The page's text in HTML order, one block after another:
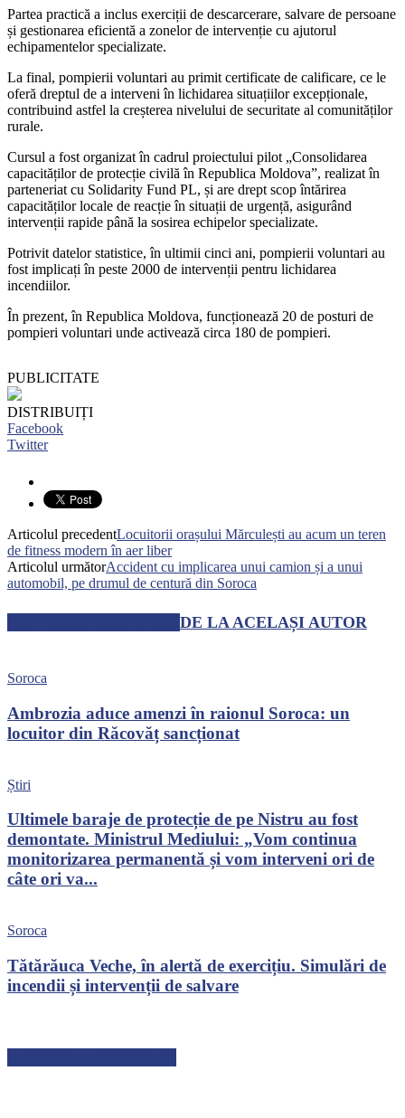
Partea practică a inclus exerciții de descarcerare, salvare de persoane
și gestionarea eficientă a zonelor de intervenție cu ajutorul
echipamentelor specializate.
La final, pompierii voluntari au primit certificate de calificare, ce le
oferă dreptul de a interveni în lichidarea situațiilor excepționale,
contribuind astfel la creșterea nivelului de securitate al comunităților
rurale.
Cursul a fost organizat în cadrul proiectului pilot „Consolidarea
capacităților de protecție civilă în Republica Moldova”, realizat în
parteneriat cu Solidarity Fund PL, și are drept scop întărirea
capacităților locale de reacție în situații de urgență, asigurând
intervenții rapide până la sosirea echipelor specializate.
Potrivit datelor statistice, în ultimii cinci ani, pompierii voluntari au
fost implicați în peste 2000 de intervenții pentru lichidarea
incendiilor.
În prezent, în Republica Moldova, funcționează 20 de posturi de
pompieri voluntari unde activează circa 180 de pompieri.
PUBLICITATE
DISTRIBUIȚI
Facebook
Twitter
Articolul precedentLocuitorii orașului Mărculești au acum un teren
de fitness modern în aer liber
Articolul următorAccident cu implicarea unui camion și a unui
automobil, pe drumul de centură din Soroca
DE LA ACELAȘI AUTOR
Soroca
Ambrozia aduce amenzi în raionul Soroca: un
locuitor din Răcovăț sancționat
Știri
Ultimele baraje de protecție de pe Nistru au fost
demontate. Ministrul Mediului: „Vom continua
monitorizarea permanentă și vom interveni ori de
câte ori va...
Soroca
Tătărăuca Veche, în alertă de exercițiu. Simulări de
incendii și intervenții de salvare